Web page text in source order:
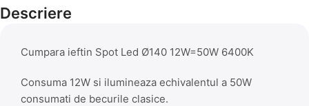
Descriere
Cumpara ieftin Spot Led Ø140 12W=50W 6400K
Consuma 12W si ilumineaza echivalentul a 50W
consumati de becurile clasice.